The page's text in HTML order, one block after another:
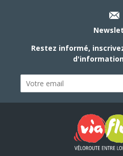
Restez informé,